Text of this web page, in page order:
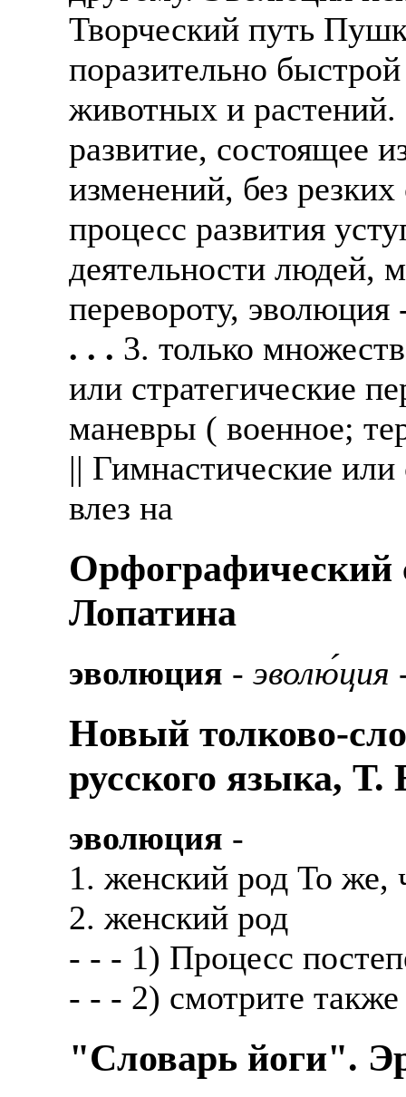
Творческий путь
поразительно
животных и растений.
развитие, состоящее
изменений, без
процесс развития
деятельности людей,
перевороту,
. . . 3. только
или стратегические
маневры ( военное;
|| Гимнастические
влез на
Орфографический
Лопатина
эволюция - эволю́ция
Новый толково-
русского языка,
эволюция -
1. женский род То же,
2. женский род
- - - 1) Процесс
- - - 2) смотрите
"Словарь йоги".